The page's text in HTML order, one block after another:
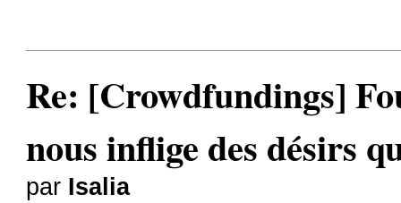
Re: [Crowdfundings]
nous inflige des désirs
par Isalia